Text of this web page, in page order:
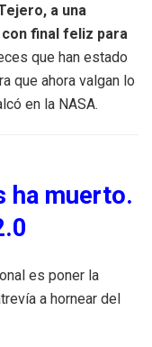
a una
final feliz para
que han estado
que ahora valgan lo
en la NASA.
ha muerto.
es poner la
a hornear del